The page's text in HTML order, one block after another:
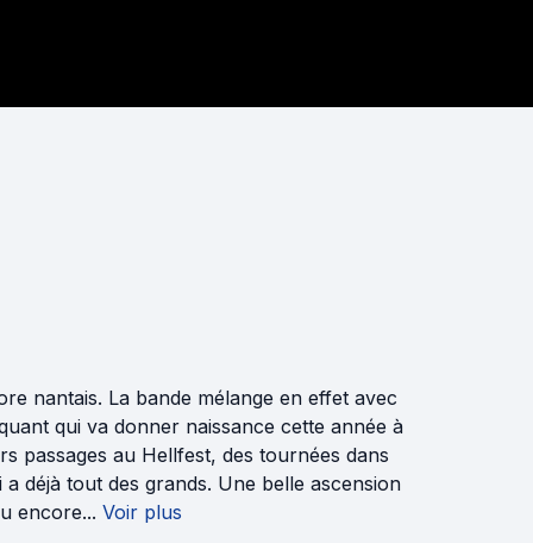
nantais. La bande mélange en effet avec
qui va donner naissance cette année à
passages au Hellfest, des tournées dans
déjà tout des grands. Une belle ascension
encore... Voir plus